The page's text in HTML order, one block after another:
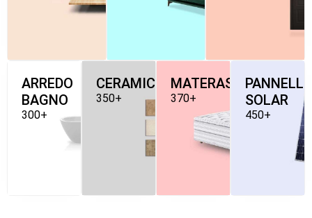
ARREDO
BAGNO
300+
CERAMICHE
350+
MATERASSI
370+
PANNELLI-
SOLAR
450+